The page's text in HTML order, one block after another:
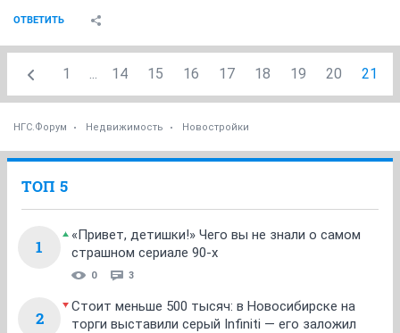
ОТВЕТИТЬ
1 ... 14 15 16 17 18 19 20 21
НГС.Форум Недвижимость Новостройки
ТОП 5
1
«Привет, детишки!» Чего вы не знали о самом
страшном сериале 90-х
0 3
2
Стоит меньше 500 тысяч: в Новосибирске на
торги выставили серый Infiniti — его заложил